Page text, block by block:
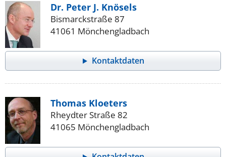
Dr. Peter J. Knösels
Bismarckstraße 87
41061 Mönchengladbach
Kontaktdaten
Thomas Kloeters
Rheydter Straße 82
41065 Mönchengladbach